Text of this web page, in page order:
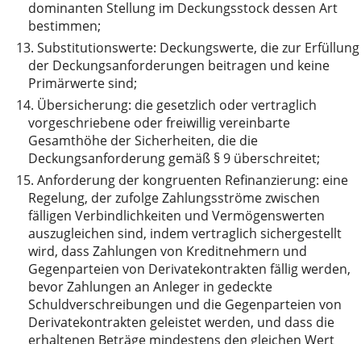
dominanten Stellung im Deckungsstock dessen Art
bestimmen;
13. Substitutionswerte: Deckungswerte, die zur Erfüllung
der Deckungsanforderungen beitragen und keine
Primärwerte sind;
14. Übersicherung: die gesetzlich oder vertraglich
vorgeschriebene oder freiwillig vereinbarte
Gesamthöhe der Sicherheiten, die die
Deckungsanforderung gemäß § 9 überschreitet;
15. Anforderung der kongruenten Refinanzierung: eine
Regelung, der zufolge Zahlungsströme zwischen
fälligen Verbindlichkeiten und Vermögenswerten
auszugleichen sind, indem vertraglich sichergestellt
wird, dass Zahlungen von Kreditnehmern und
Gegenparteien von Derivatekontrakten fällig werden,
bevor Zahlungen an Anleger in gedeckte
Schuldverschreibungen und die Gegenparteien von
Derivatekontrakten geleistet werden, und dass die
erhaltenen Beträge mindestens den gleichen Wert